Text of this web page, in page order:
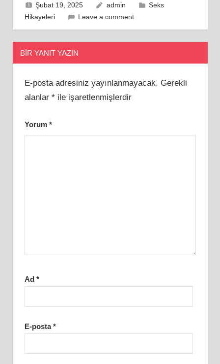
Şubat 19, 2025 admin
Seks
Hikayeleri
Leave a comment
BIR YANIT YAZIN
E-posta adresiniz yayınlanmayacak. Gerekli
alanlar *ile işaretlenmişlerdir
Yorum *
Ad *
E-posta*